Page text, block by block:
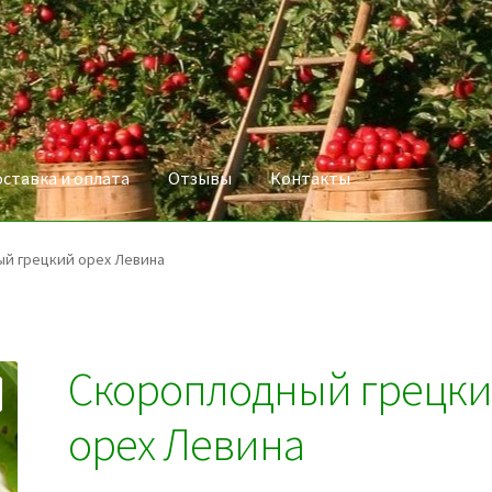
и оплата Отзывы Контакты
грецкий орех Левина
Скороплодный
орех Левина